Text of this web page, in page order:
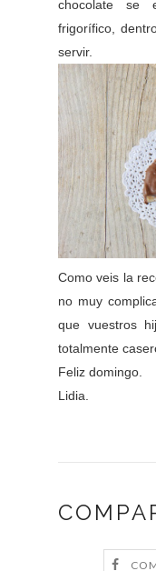
chocolate se
frigorífico,
servir.
Como veis la
no muy
que vuestros
totalmente
Feliz domingo.
Lidia.